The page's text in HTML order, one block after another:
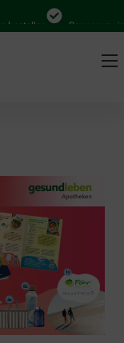
Bequem